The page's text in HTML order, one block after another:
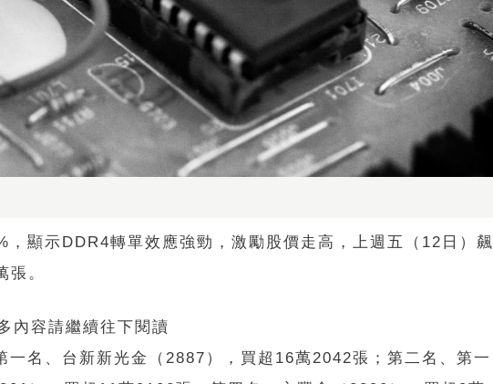
顯示DDR4轉單效應強勁，激勵股價走高，上週五（12日）飆
。
內容請繼續往下閱讀
名、台新新光金（2887），買超16萬2042張；第二名、第一